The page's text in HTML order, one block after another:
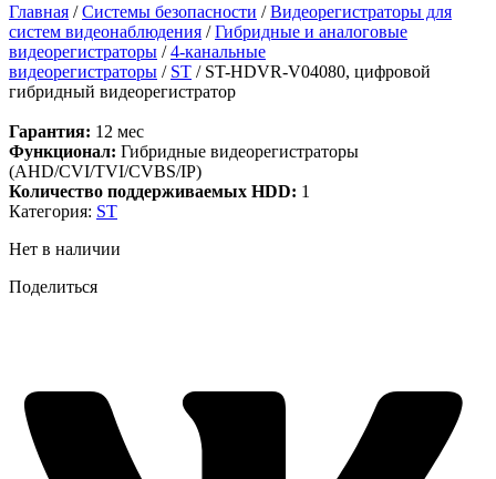
Главная /Системы безопасности /Видеорегистраторы для
систем видеонаблюдения /Гибридные и аналоговые
видеорегистраторы /4-канальные
видеорегистраторы / ST / ST-HDVR-V04080, цифровой
гибридный видеорегистратор
Гарантия: 12 мес
Функционал: Гибридные видеорегистраторы
(AHD/CVI/TVI/CVBS/IP)
Количество поддерживаемых HDD: 1
Категория: ST
Нет в наличии
Поделиться